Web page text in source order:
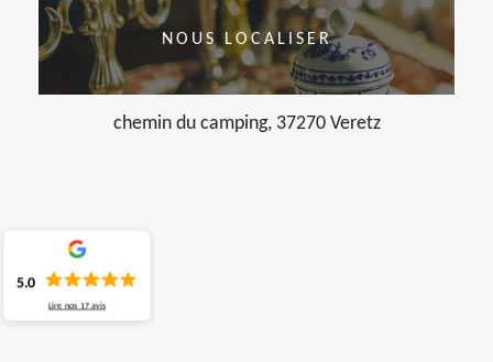
NOUS LOCALISER
chemin du camping, 37270 Veretz
5.0
Lire nos 17 avis